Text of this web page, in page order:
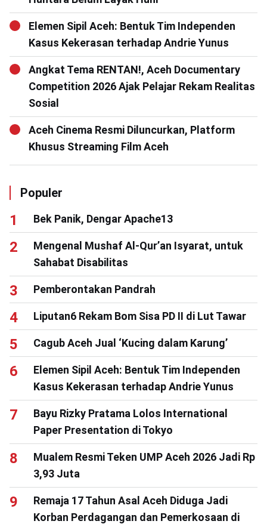
Elemen Sipil Aceh: Bentuk Tim Independen
Kasus Kekerasan terhadap Andrie Yunus
Angkat Tema RENTAN!, Aceh Documentary
Competition 2026 Ajak Pelajar Rekam Realitas
Sosial
Aceh Cinema Resmi Diluncurkan, Platform
Khusus Streaming Film Aceh
Populer
Bek Panik, Dengar Apache13
Mengenal Mushaf Al-Qur’an Isyarat, untuk
Sahabat Disabilitas
Pemberontakan Pandrah
Liputan6 Rekam Bom Sisa PD II di Lut Tawar
Cagub Aceh Jual ‘Kucing dalam Karung’
Elemen Sipil Aceh: Bentuk Tim Independen
Kasus Kekerasan terhadap Andrie Yunus
Bayu Rizky Pratama Lolos International
Paper Presentation di Tokyo
Mualem Resmi Teken UMP Aceh 2026 Jadi Rp
3,93 Juta
Remaja 17 Tahun Asal Aceh Diduga Jadi
Korban Perdagangan dan Pemerkosaan di